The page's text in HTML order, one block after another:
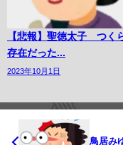
【悲報】聖徳太子 つく
存在だった...
2023年10月1日
鳥居み